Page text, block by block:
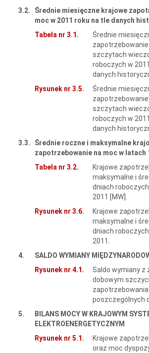
3.2.
Średnie miesięczne krajowe
moc w 2011 roku na tle danych
Tabela nr 3.1.
Średnie
szczytach
roboczych w
danych
Rysunek nr 3.5.
Średnie
szczytach
roboczych w
danych
3.3.
Średnie roczne i maksymalne
zapotrzebowanie na moc w latach
Tabela nr 3.2.
Krajowe
maksymalne i
dniach
2011 [MW].
Rysunek nr 3.6.
Krajowe
maksymalne i
dniach
2011.
4.
SALDO WYMIANY
Rysunek nr 4.1.
Saldo wymiany z
dobowym
poszczególnych
5.
BILANS MOCY W KRAJOWYM
ELEKTROENERGETYCZNYM
Rysunek nr 5.1.
Krajowe
oraz moc